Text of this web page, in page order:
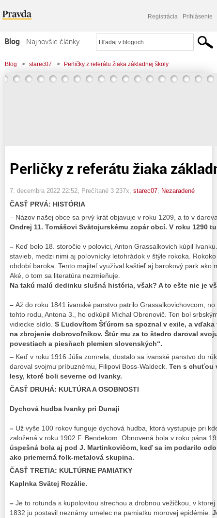
Registrácia Prihlásenie
Blog
Najnovšie články
Najčítanejšie články
Najkomentovanejšie články
Blog > starec07 > Perličky z referátu žiaka základnej školy
Perličky z referátu žiaka
7. decembra 2022 22:52 , Prečítané 3 237x, starec07 Nezaradené
ČASŤ PRVÁ: HISTÓRIA
– Názov našej obce sa prvý krát objavuje v roku 1209, a to v
Ondrej 11. Tomášovi Svätojurskému zopár obcí. V roku 1290
– Keď bolo 18. storočie v polovici, Anton Grassalkovich kúpil
stavieb, medzi nimi aj poľovnícky letohrádok v štýle rokoka.
období baroka. Tento majiteľ využíval kaštieľ aj barokový park ako
Aké, o tom sa literatúra nezmieňuje.
Na takú malú dedinku slušná história, však? A to ešte nie je
– Až do roku 1841 ivanské panstvo patrilo Grassalkovichovcom,
tohto rodu, Antona 3., ho odkúpil Michal Obrenovič. Ten bol
vidiecke sídlo. S Ľudovítom Šťúrom sa spoznal v exile, a
na zbrojenie dobrovoľníkov. Štúr mu za to štedro daroval
povestiach a piesňach plemien slovenských“.
– Keď v roku 1916 Júlia zomrela, dostalo sa ivanské panstvo do
daroval svojmu príbuznému, Filipovi Boss-Waldeck. Ten s chuťou
lesy, ktoré boli severne od Ivanky.
ČASŤ DRUHÁ: KULTÚRA A OSOBNOSTI
Dychová hudba Ivanky pri Dunaji
– Už vyše 100 rokov funguje dychová hudba, ktorá vystupuje pri
založená v roku 1902 F. Bendekom. Obnovená bola v roku pána
úspešná bola aj pod J. Martinkovičom, keď sa im podarilo
ako priemerná folk-metalová skupina.
ČASŤ TRETIA: KULTÚRNE PAMIATKY
Kaplnka Svätej Rozálie.
– Je to rotunda s kupolovitou strechou a drobnou vežičkou, v
1832 ju postavil neznámy umelec na pamiatku morovej epidémie.